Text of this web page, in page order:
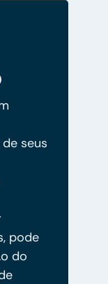
seus
pode
do